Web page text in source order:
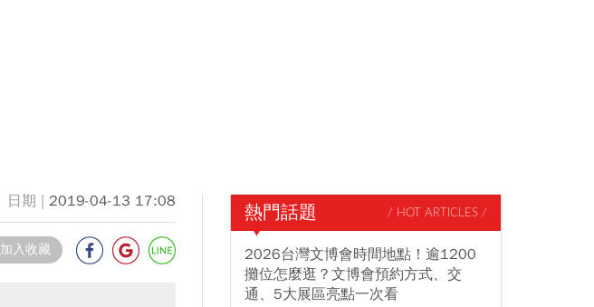
2019-04-13 17:08
加入收藏
熱門話題 / HOT ARTICLES /
2026台灣文博會時間地點！逾1200
攤位怎麼逛？文博會預約方式、交
通、5大展區亮點一次看